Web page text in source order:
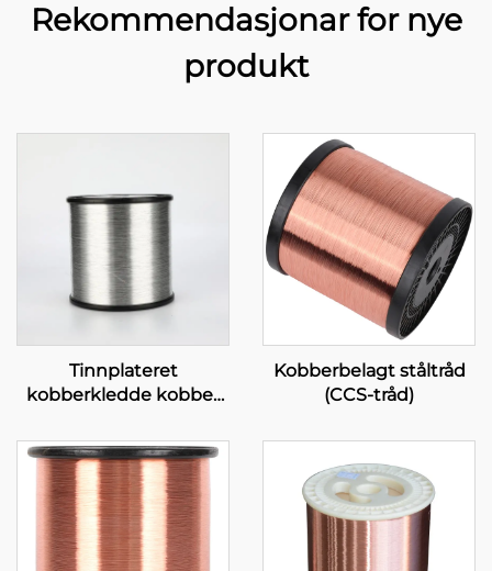
Rekommendasjonar for nye
produkt
Tinnplateret
kobberkledde kobber
Kobberbelagt ståltråd
(CCS-tråd)